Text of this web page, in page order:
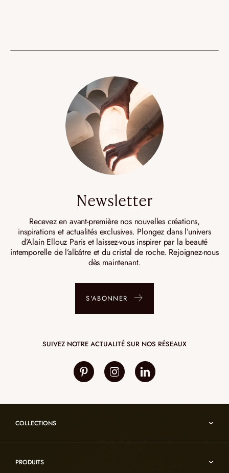
Newsletter
Recevez en avant-première nos nouvelles créations,
inspirations et actualités exclusives. Plongez dans l’univers
d’Alain Ellouz Paris et laissez-vous inspirer par la beauté
intemporelle de l’albâtre et du cristal de roche. Rejoignez-nous
dès maintenant.
S'ABONNER
SUIVEZ NOTRE ACTUALITÉ SUR NOS RÉSEAUX
COLLECTIONS
Reflexion
PRODUITS